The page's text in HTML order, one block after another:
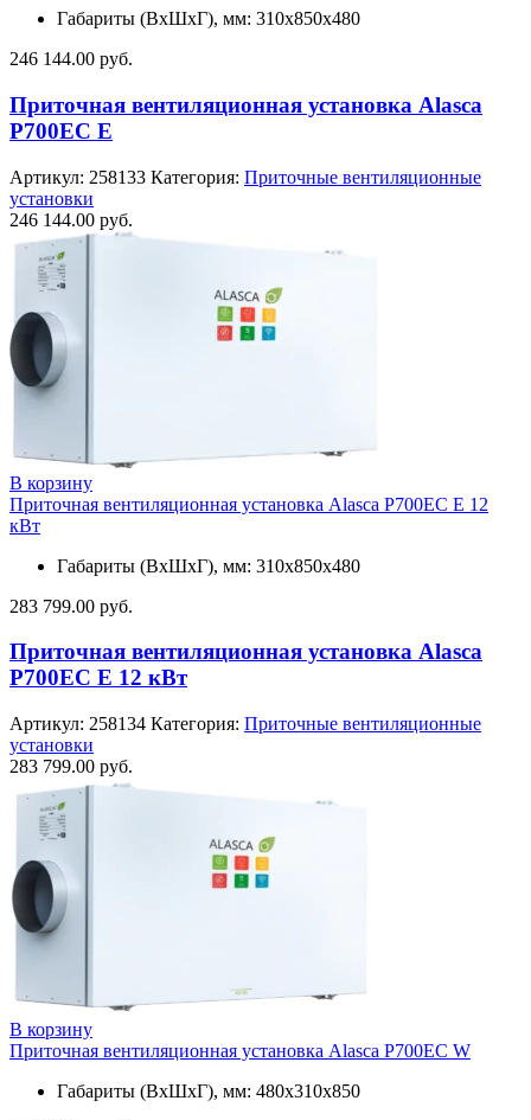
Габариты (ВхШхГ), мм: 310x850x480
246 144.00 руб.
Приточная вентиляционная установка Alasca
P700EC E
Артикул: 258133 Категория: Приточные вентиляционные
установки
246 144.00 руб.
В корзину
Приточная вентиляционная установка Alasca P700EC E 12
кВт
Габариты (ВхШхГ), мм: 310x850x480
283 799.00 руб.
Приточная вентиляционная установка Alasca
P700EC E 12 кВт
Артикул: 258134 Категория: Приточные вентиляционные
установки
283 799.00 руб.
В корзину
Приточная вентиляционная установка Alasca P700EC W
Габариты (ВхШхГ), мм: 480x310x850